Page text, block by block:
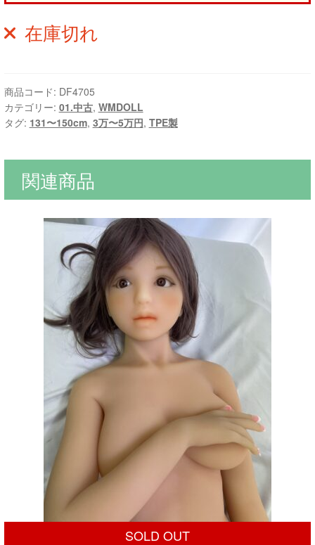
在庫切れ
商品コード: DF4705
カテゴリー: 01.中古, WMDOLL
タグ: 131〜150cm, 3万〜5万円, TPE製
関連商品
SOLD OUT